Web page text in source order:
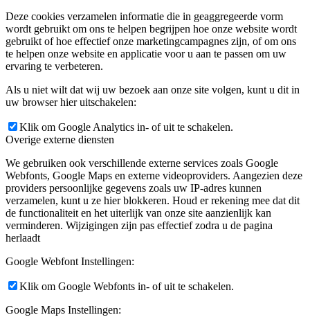
Deze cookies verzamelen informatie die in geaggregeerde vorm
wordt gebruikt om ons te helpen begrijpen hoe onze website wordt
gebruikt of hoe effectief onze marketingcampagnes zijn, of om ons
te helpen onze website en applicatie voor u aan te passen om uw
ervaring te verbeteren.
Als u niet wilt dat wij uw bezoek aan onze site volgen, kunt u dit in
uw browser hier uitschakelen:
Klik om Google Analytics in- of uit te schakelen.
Overige externe diensten
We gebruiken ook verschillende externe services zoals Google
Webfonts, Google Maps en externe videoproviders. Aangezien deze
providers persoonlijke gegevens zoals uw IP-adres kunnen
verzamelen, kunt u ze hier blokkeren. Houd er rekening mee dat dit
de functionaliteit en het uiterlijk van onze site aanzienlijk kan
verminderen. Wijzigingen zijn pas effectief zodra u de pagina
herlaadt
Google Webfont Instellingen:
Klik om Google Webfonts in- of uit te schakelen.
Google Maps Instellingen: